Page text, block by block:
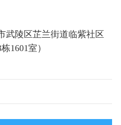
武陵区芷兰街道临紫社区
1601室）